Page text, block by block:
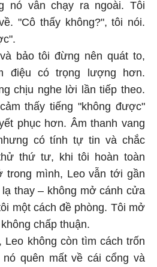
nó vẫn chạy ra ngoài. Tôi
"Cô thấy không?", tôi nói.
bảo tôi đừng nên quát to,
điệu có trọng lượng hơn.
chịu nghe lời lần tiếp theo.
thấy tiếng "không được"
phục hơn. Âm thanh vang
có tính tự tin và chắc
thứ tư, khi tôi hoàn toàn
mình, Leo vẫn tới gần
thay – không mở cánh cửa
một cách đề phòng. Tôi mở
chấp thuận.
Leo không còn tìm cách trốn
quên mất về cái cổng và